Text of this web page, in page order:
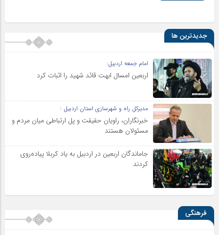
جدیدترین ها
امام جمعه اردبیل:
اربعین امسال ابهت قائد شهید را اثبات کرد
مدیرکل راه و شهرسازی استان اردبیل :
خبرنگاران، راویان حقیقت و پل ارتباطی میان مردم و
مسئولان هستند
جاماندگان اربعین در اردبیل به یاد کربلا پیاده‌روی
کردند
فرهنگی